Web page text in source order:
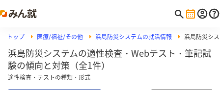
トップ 医療/福祉/その他 浜島防災システムの就活情報 浜島防災シ
浜島防災システムの適性検査・Webテスト・筆記試
験の傾向と対策（全1件）
適性検査・テストの種類・形式